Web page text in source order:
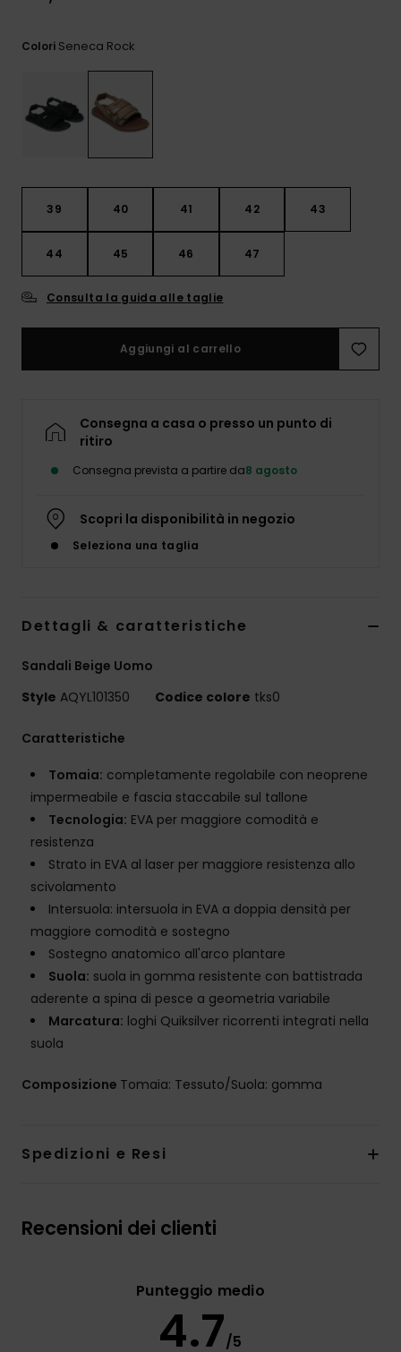
Colori Seneca Rock
39 40 41 42 43
44 45 46 47
Consulta la guida alle taglie
Aggiungi al carrello
Consegna a casa o presso un punto di
ritiro
Consegna prevista a partire da8 agosto
Scopri la disponibilità in negozio
Seleziona una taglia
Dettagli & caratteristiche
Sandali Beige Uomo
Style AQYL101350 Codice colore tks0
Caratteristiche
Tomaia: completamente regolabile con neoprene
impermeabile e fascia staccabile sul tallone
Tecnologia: EVA per maggiore comodità e
resistenza
Strato in EVA al laser per maggiore resistenza allo
scivolamento
Intersuola: intersuola in EVA a doppia densità per
maggiore comodità e sostegno
Sostegno anatomico all'arco plantare
Suola: suola in gomma resistente con battistrada
aderente a spina di pesce a geometria variabile
Marcatura: loghi Quiksilver ricorrenti integrati nella
suola
Composizione Tomaia: Tessuto/Suola: gomma
Spedizioni e Resi
Recensioni dei clienti
Punteggio medio
4.7/5